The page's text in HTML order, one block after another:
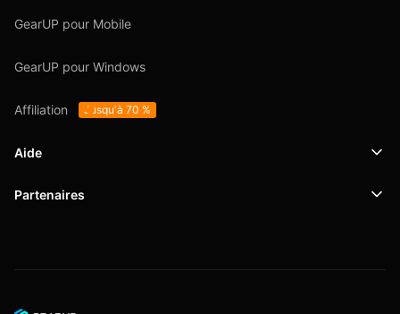
GearUP pour Mobile
GearUP pour Windows
Affiliation Jusqu'à 70 %
Aide
Support
Partenaires